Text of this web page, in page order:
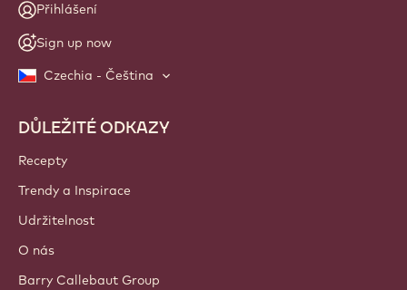
Přihlášení
Sign up now
Czechia - Čeština
Footer
Callebaut
DŮLEŽITÉ ODKAZY
Recepty
Trendy a Inspirace
Udržitelnost
O nás
Barry Callebaut Group